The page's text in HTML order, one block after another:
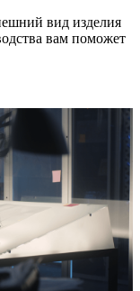
вид изделия
вам поможет